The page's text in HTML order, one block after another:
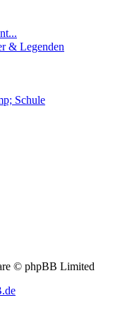
& Legenden
Schule
© phpBB Limited